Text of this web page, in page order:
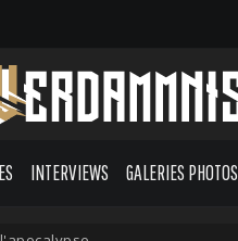
INTERVIEWS GALERIES PHOTOS